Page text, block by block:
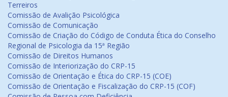
Terreiros
Comissão de Avalição Psicológica
Comissão de Comunicação
Comissão de Criação do Código de Conduta Ética do Conselho
Regional de Psicologia da 15ª Região
Comissão de Direitos Humanos
Comissão de Interiorização do CRP-15
Comissão de Orientação e Ética do CRP-15 (COE)
Comissão de Orientação e Fiscalização do CRP-15 (COF)